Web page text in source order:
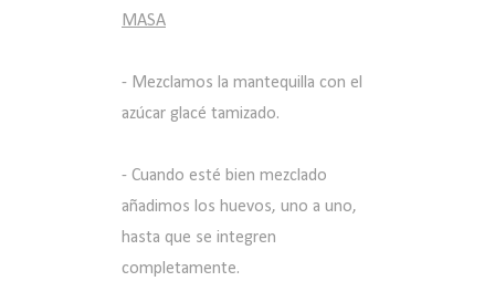
MASA
- Mezclamos la mantequilla con el
azúcar glacé tamizado.
- Cuando esté bien mezclado
añadimos los huevos, uno a uno,
hasta que se integren
completamente.